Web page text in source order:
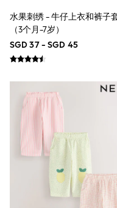
All Bags &
Bags
Summer Hats &
All Girls
Paw Patrol
Peppa Pig
All Girls Brands
Next
adidas
Angel & Rocket
Baker by Ted
Boden
JoJo Maman
水果刺绣 - 牛仔上衣和裤子
（3个月-7岁）
SGD 37 - SGD 45